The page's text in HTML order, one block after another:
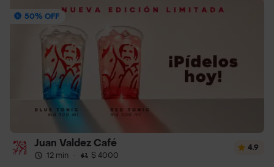
50% OFF
Juan Valdez Café
12 min · $ 4000
4.9